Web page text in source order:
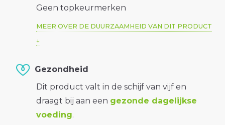
Geen topkeurmerken
MEER OVER DE DUURZAAMHEID VAN DIT PRODUCT
Gezondheid
Dit product valt in de schijf van vijf en
draagt bij aan een gezonde dagelijkse
voeding.